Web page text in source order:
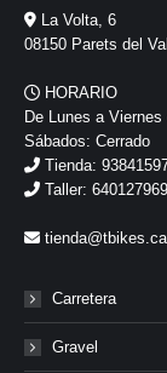
La Volta, 6
08150 Parets del
HORARIO
De Lunes a
Sábados: Cerrado
Tienda:
Taller: 640127969
Carretera
Gravel